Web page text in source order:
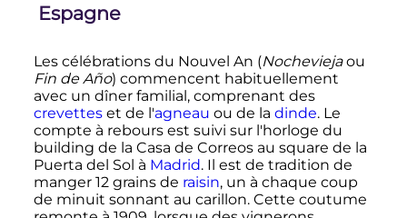
Espagne
Les célébrations du Nouvel An (Nocheviejaou
Fin de Año) commencent habituellement
avec un dîner familial, comprenant des
crevetteset de l'agneau ou de la dinde. Le
compte à rebours est suivi sur l'horloge du
building de la Casa de Correosau square de la
Puerta del Sol à Madrid. Il est de tradition de
manger 12 grainsde raisin, un à chaque coup
de minuit sonnant au carillon. Cette coutume